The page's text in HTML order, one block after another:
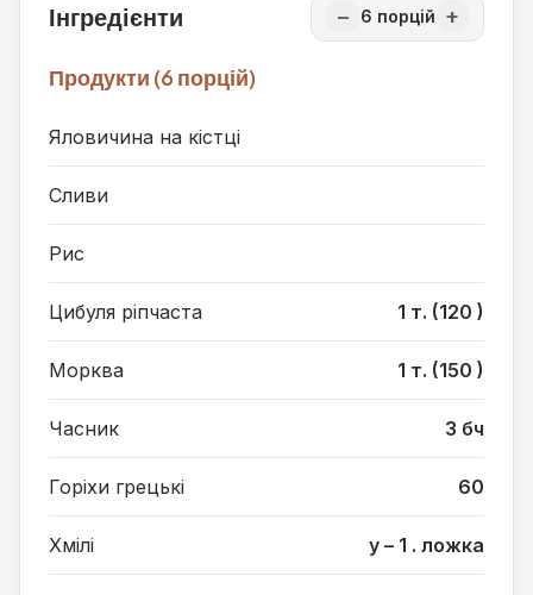
Інгредієнти − 6 порцій +
Продукти (6 порцій)
Яловичина на кістці
Сливи
Рис
Цибуля ріпчаста 1 т. (120 )
Морква 1 т. (150 )
Часник 3 бч
Горіхи грецькі 60
Хмілі у – 1 . ложка